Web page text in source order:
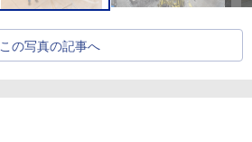
この写真の記事へ